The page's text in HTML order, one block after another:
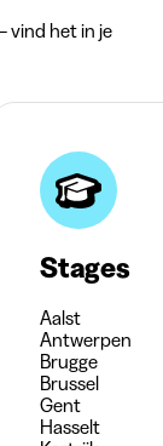
vind het in je
Stages
Aalst
Antwerpen
Brugge
Brussel
Gent
Hasselt